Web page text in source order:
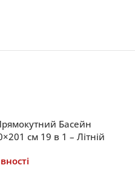
Басейн
см 19 в 1 – Літній